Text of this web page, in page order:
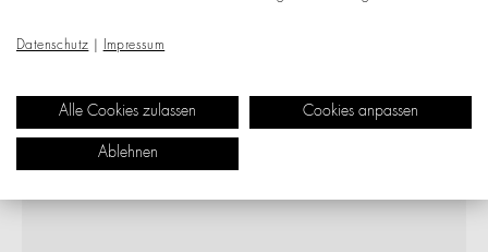
Datenschutz Impressum
Alle Cookies zulassen Cookies anpassen
Ablehnen